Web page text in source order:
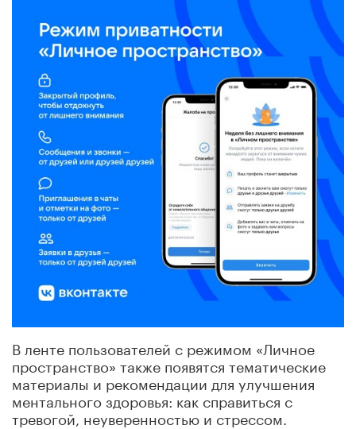
В ленте пользователей с режимом «Личное
пространство» также появятся тематические
материалы и рекомендации для улучшения
ментального здоровья: как справиться с
тревогой, неуверенностью и стрессом.